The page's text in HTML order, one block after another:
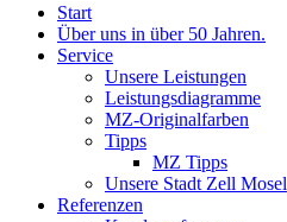
Start
Über uns in über 50 Jahren.
Service
Unsere Leistungen
Leistungsdiagramme
MZ-Originalfarben
Tipps
MZ Tipps
Unsere Stadt Zell Mosel
Referenzen